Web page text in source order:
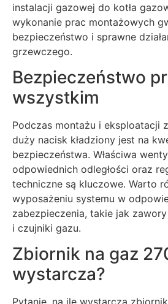
instalacji gazowej do kotła
wykonanie prac montażowych
bezpieczeństwo i sprawne
grzewczego.
Bezpieczeństwo
wszystkim
Podczas montażu i eksploatacji
duży nacisk kładziony jest na
bezpieczeństwa. Właściwa
odpowiednich odległości oraz
techniczne są kluczowe. Warto
wyposażeniu systemu w
zabezpieczenia, takie jak
i czujniki gazu.
Zbiornik na gaz
wystarcza?